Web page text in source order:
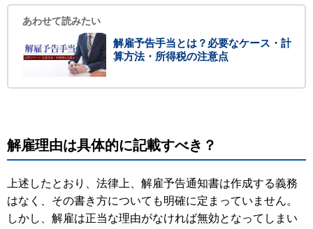
あわせて読みたい
解雇予告手当とは？必要なケース・計
算方法・所得税の注意点
解雇理由は具体的に記載すべき？
上述したとおり、法律上、解雇予告通知書は作成する義務
はなく、その書き方についても明確に定まっていません。
しかし、解雇は正当な理由がなければ無効となってしまい